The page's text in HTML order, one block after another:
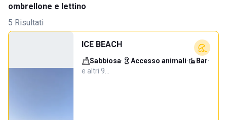
ombrellone e lettino
5 Risultati
ICE BEACH
Sabbiosa· Accesso animali· Bar·
e altri 9…